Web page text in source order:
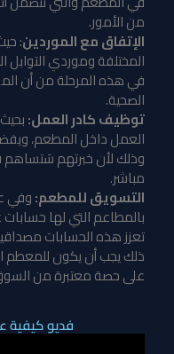
من الأمور.
الإتفاق مع الموردين:
المختلفة وموردي التوابل
في هذه المرحلة من أن
الصحية.
توظيف كادر العمل:
العمل داخل المطعم،
وذلك لأن خبرتهم سَتساهم
مباشر.
التسويق للمطعم:وفي
بالمطاعم التي لها
تعزز هذه الحسابات
ذلك يجب أن يكون للمعطم
على حصة معتبرة من
فديو كيفية